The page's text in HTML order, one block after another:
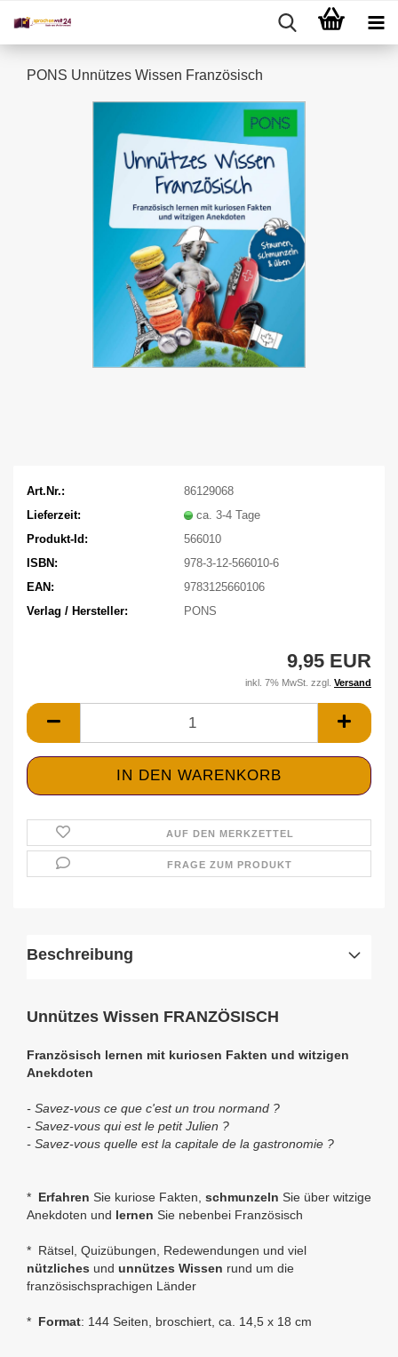
PONS Unnützes Wissen Französisch
Art.Nr.:
86129068
Lieferzeit:
ca. 3-4 Tage
Produkt-Id:
566010
ISBN:
978-3-12-566010-6
EAN:
9783125660106
Verlag / Hersteller:
PONS
9,95 EUR
inkl. 7% MwSt. zzgl. Versand
AUF DEN MERKZETTEL
FRAGE ZUM PRODUKT
Beschreibung
Unnützes Wissen FRANZÖSISCH
Französisch lernen mit kuriosen Fakten und witzigen
Anekdoten
- Savez-vous ce que c'est un trou normand ?
- Savez-vous qui est le petit Julien ?
- Savez-vous quelle est la capitale de la gastronomie ?
* Erfahren Sie kuriose Fakten, schmunzeln Sie über witzige
Anekdoten und lernen Sie nebenbei Französisch
* Rätsel, Quizübungen, Redewendungen und viel
nützliches und unnützes Wissen rund um die
französischsprachigen Länder
* Format: 144 Seiten, broschiert, ca. 14,5 x 18 cm